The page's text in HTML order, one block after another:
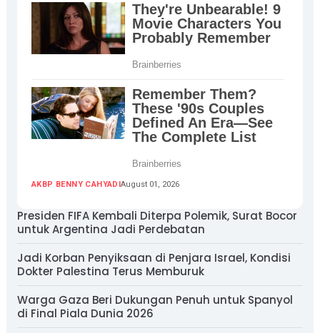
AKBP BENNY CAHYADIAugust 01, 2026
Presiden FIFA Kembali Diterpa Polemik, Surat Bocor
untuk Argentina Jadi Perdebatan
Jadi Korban Penyiksaan di Penjara Israel, Kondisi
Dokter Palestina Terus Memburuk
Warga Gaza Beri Dukungan Penuh untuk Spanyol
di Final Piala Dunia 2026